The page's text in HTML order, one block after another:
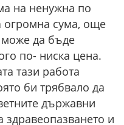
на ненужна по
огромна сума, още
може да бъде
по- ниска цена.
тази работа
би трябвало да
държавни
здравеопазването и